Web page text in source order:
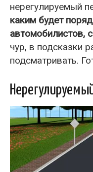
нерегулируемый
каким будет
автомобилистов,
чур, в подсказки
подсматривать.